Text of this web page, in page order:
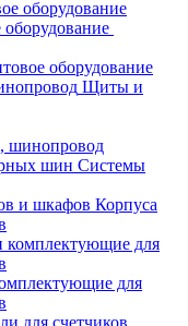
оборудование
Щиты и
Системы
Корпуса
для